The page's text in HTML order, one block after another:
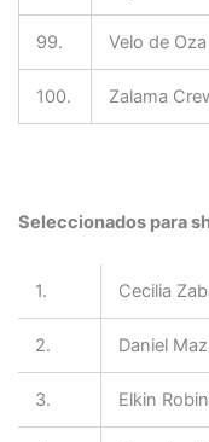
99. Velo de Oza
100. Zalama
Seleccionados para
1. Cecilia
2. Daniel
3. Elkin